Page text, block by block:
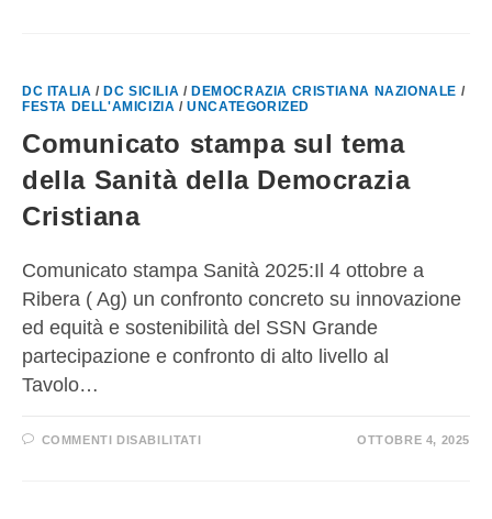
DC ITALIA / DC SICILIA / DEMOCRAZIA CRISTIANA NAZIONALE /
FESTA DELL'AMICIZIA /UNCATEGORIZED
Comunicato stampa sul tema
della Sanità della Democrazia
Cristiana
Comunicato stampa Sanità 2025:Il 4 ottobre a
Ribera ( Ag) un confronto concreto su innovazione
ed equità e sostenibilità del SSN Grande
partecipazione e confronto di alto livello al
Tavolo…
COMMENTI DISABILITATI OTTOBRE 4, 2025